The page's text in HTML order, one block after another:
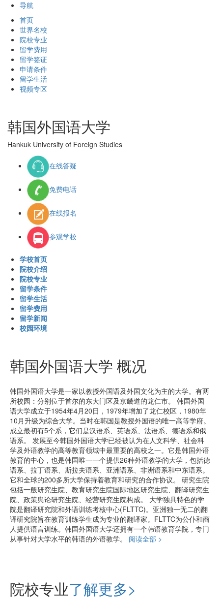
导航
首页
世界名校
院校专业
留学费用
留学签证
申请条件
留学生活
视频专区
韩国外国语大学
Hankuk University of Foreign Studies
在线答疑
免费电话
在线报名
参观学校
学校首页
院校介绍
院校专业
留学条件
留学生活
留学费用
留学新闻
校园环境
韩国外国语大学 概况
韩国外国语大学是一家以教授外国语及外国文化为主的大学。有两
所校园：分别位于首尔的东大门区及京畿道的龙仁市。 韩国外国
语大学成立于1954年4月20日，1979年增加了龙仁校区，1980年
10月升级为综合大学。当时在韩国是教授外国语的唯一高等学府。
成立最初有5个系，它们是汉语系、英语系、法语系、德语系和俄
语系。 发展至今韩国外国语大学已经被认为在人文科学、社会科
学及外语教学的高等教育领域中最重要的高校之一。它是韩国外语
教育的中心，也是韩国唯一一个提供26种外语教学的大学，包括德
语系、拉丁语系、斯拉夫语系、亚洲语系、非洲语系和中东语系。
它和全球的200多所大学保持着教育和研究的合作协议。 研究生院
包括一般研究生院、教育研究生院国际地区研究生院、翻译研究生
院、政策舆论研究生院、经营研究生院构成。 大学独具特色的学
院是翻译研究院和外语训练考核中心(FLTTC)。亚洲独一无二的翻
译研究院旨在教育训练学生成为专业的翻译家。FLTTC为公仆和商
人提供语言训练。韩国外国语大学还拥有一个韩语教育学院，专门
从事针对大学水平的韩语的外语教学。 阅读全部 >
院校专业了解更多>